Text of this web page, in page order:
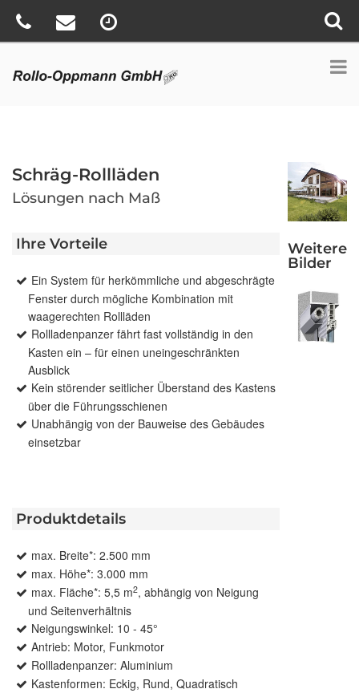
Schräg-Rollläden
Lösungen nach Maß
Ihre Vorteile
Ein System für herkömmliche und abgeschrägte
Fenster durch mögliche Kombination mit
waagerechten Rollläden
Rollladenpanzer fährt fast vollständig in den
Kasten ein – für einen uneingeschränkten
Ausblick
Kein störender seitlicher Überstand des Kastens
über die Führungsschienen
Unabhängig von der Bauweise des Gebäudes
einsetzbar
Produktdetails
max. Breite*: 2.500 mm
max. Höhe*: 3.000 mm
max. Fläche*: 5,5 m2, abhängig von Neigung
und Seitenverhältnis
Neigungswinkel: 10 - 45°
Antrieb: Motor, Funkmotor
Rollladenpanzer: Aluminium
Kastenformen: Eckig, Rund, Quadratisch
Weitere
Bilder